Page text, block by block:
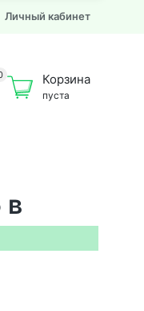
Личный кабинет
Корзина
пуста
в